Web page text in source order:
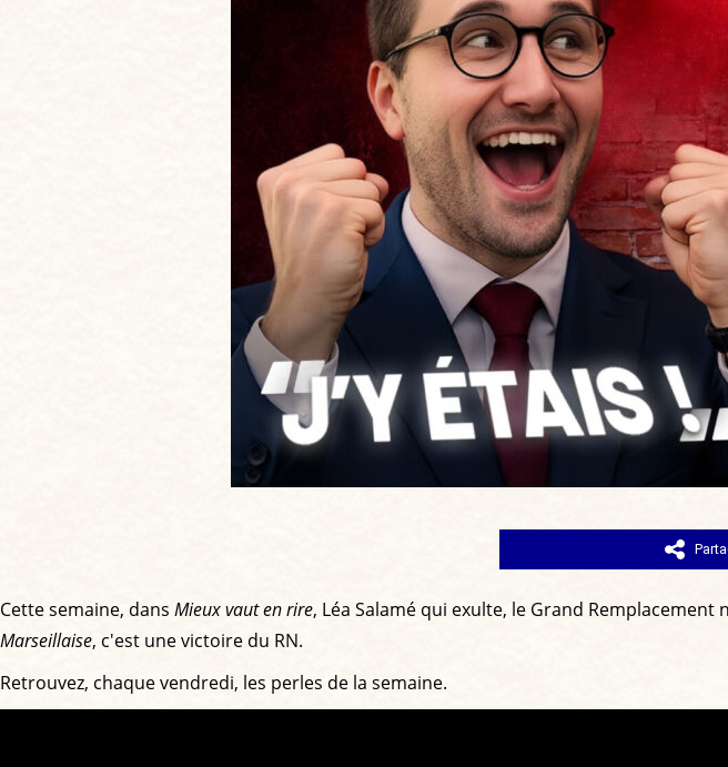
Cette semaine, dans Mieux vaut en rire, Léa Salamé qui exulte, le Grand
Marseillaise, c'est une victoire du RN.
Retrouvez, chaque vendredi, les perles de la semaine.